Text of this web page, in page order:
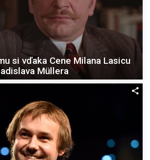
si vďaka Cene Milana Lasicu
Müllera